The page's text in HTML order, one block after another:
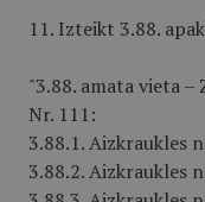
11. Izteikt 3.88.
"3.88. amata vieta –
Nr. 111:
3.88.1. Aizkraukles
3.88.2. Aizkraukles